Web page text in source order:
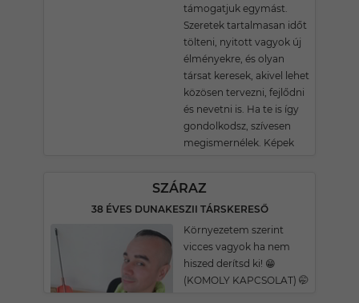
támogatjuk egymást.
Szeretek tartalmasan időt
tölteni, nyitott vagyok új
élményekre, és olyan
társat keresek, akivel lehet
közösen tervezni, fejlődni
és nevetni is. Ha te is így
gondolkodsz, szívesen
megismernélek. Képek
SZÁRAZ
38 ÉVES DUNAKESZII TÁRSKERESŐ
Környezetem szerint
vicces vagyok ha nem
hiszed derítsd ki! 😁
(KOMOLY KAPCSOLAT) 🤭